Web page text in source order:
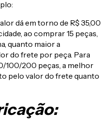
dá em torno de R$ 35,00
ao comprar 15 peças,
quanto maior a
do frete por peça. Para
100/200 peças, a melhor
pelo valor do frete quanto